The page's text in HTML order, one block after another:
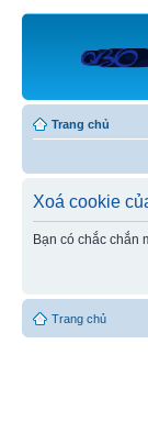
Trang chủ
Xoá cookie
Bạn có chắc chắn
Trang chủ